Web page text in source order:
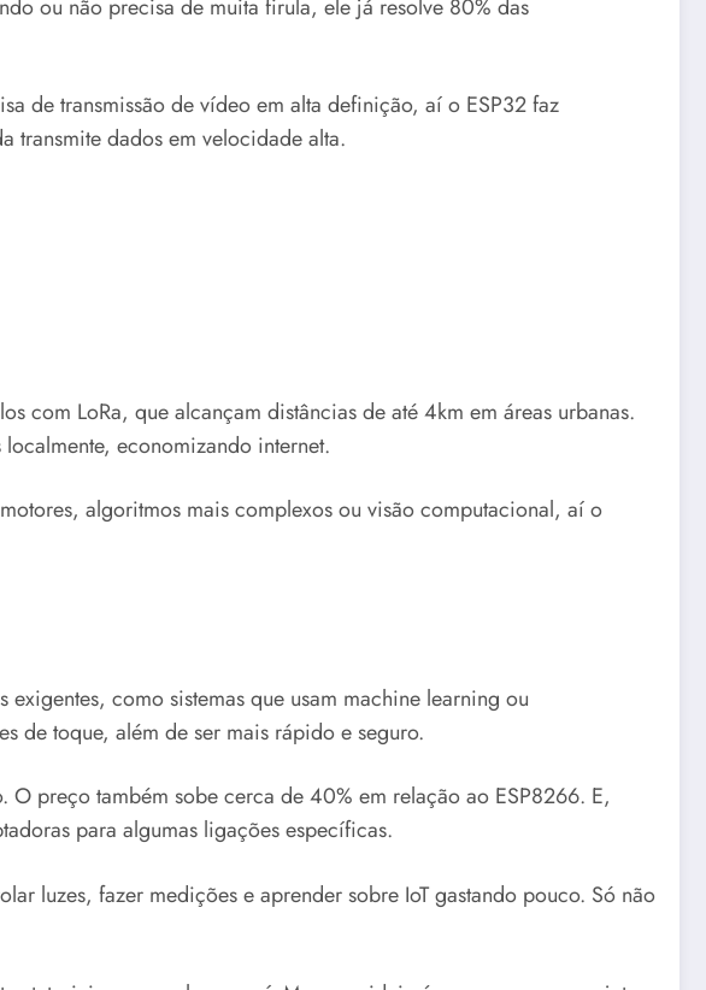
ou não precisa de muita firula, ele já resolve 80% das
de transmissão de vídeo em alta definição, aí o ESP32 faz
transmite dados em velocidade alta.
com LoRa, que alcançam distâncias de até 4km em áreas urbanas.
economizando internet.
algoritmos mais complexos ou visão computacional, aí o
como sistemas que usam machine learning ou
de toque, além de ser mais rápido e seguro.
preço também sobe cerca de 40% em relação ao ESP8266. E,
para algumas ligações específicas.
luzes, fazer medições e aprender sobre IoT gastando pouco. Só não